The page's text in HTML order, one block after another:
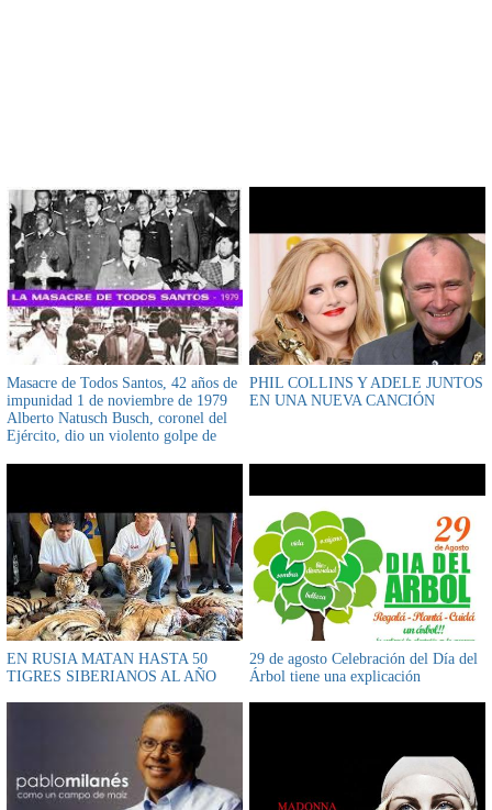
Masacre de Todos Santos, 42 años de
impunidad 1 de noviembre de 1979
Alberto Natusch Busch, coronel del
Ejército, dio un violento golpe de
PHIL COLLINS Y ADELE JUNTOS
EN UNA NUEVA CANCIÓN
EN RUSIA MATAN HASTA 50
TIGRES SIBERIANOS AL AÑO
29 de agosto Celebración del Día del
Árbol tiene una explicación